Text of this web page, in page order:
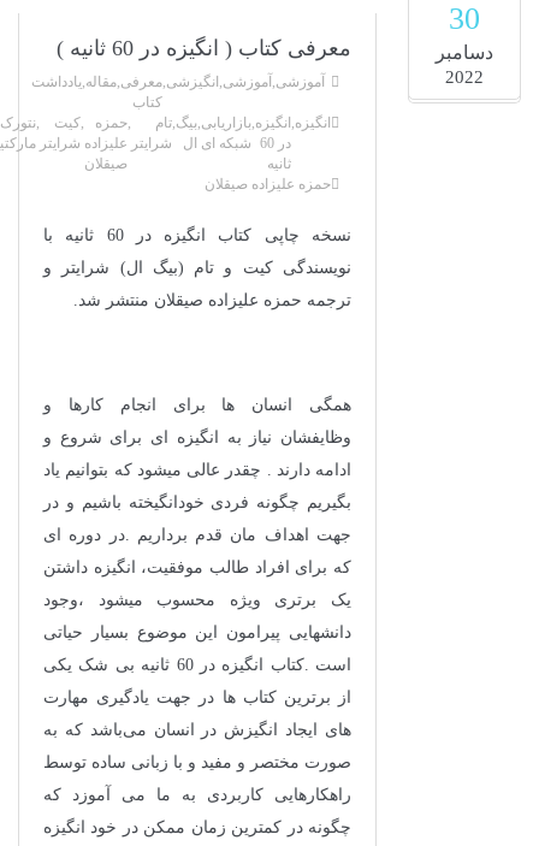
30
دسامبر
2022
معرفی کتاب ( انگیزه در 60 ثانیه )
آموزشی, آموزشی, انگیزشی,معرفی
کتاب
,مقاله,یادداشت
انگیزه, انگیزه
در 60
ثانیه
,بازاریابی
شبکه ای
,بیگ
ال
,تام
شرایتر
,حمزه
علیزاده
صیقلان
,کیت
شرایتر
,نتورک
حمزه علیزاده صیقلان
نسخه چاپی کتاب انگیزه در 60 ثانیه با
نویسندگی کیت و تام (بیگ ال) شرایتر و
ترجمه حمزه علیزاده صیقلان منتشر شد.
همگی انسان ها برای انجام کارها و
وظایفشان نیاز به انگیزه ای برای شروع و
ادامه دارند . چقدر عالی میشود که بتوانیم یاد
بگیریم چگونه فردی خودانگیخته باشیم و در
جهت اهداف مان قدم برداریم .در دوره ای
که برای افراد طالب موفقیت، انگیزه داشتن
یک برتری ویژه محسوب میشود ،وجود
دانشهایی پیرامون این موضوع بسیار حیاتی
است .کتاب انگیزه در 60 ثانیه بی شک یکی
از برترین کتاب ها در جهت یادگیری مهارت
های ایجاد انگیزش در انسان می‌باشد که به
صورت مختصر و مفید و با زبانی ساده توسط
راهکارهایی کاربردی به ما می آموزد که
چگونه در کمترین زمان ممکن در خود انگیزه